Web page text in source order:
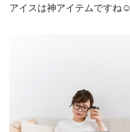
アイスは神アイテムですね☺️